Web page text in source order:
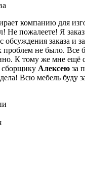
компанию для
Не пожалеете! Я
заказа и
не было. Все
К тому же мне ещё
сборщику Алексею за
Всю мебель буду